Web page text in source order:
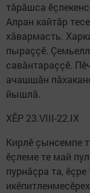
тăрăшса
Алран кайтăр
хăвармасть.
пыраççӗ.
савăнтараççӗ.
ачашшăн
йышлă.
ХӖР 23.VIII-22.IX
Кирлӗ çынсемпе
ӗçлеме те май
пурнăçра та, ӗçре